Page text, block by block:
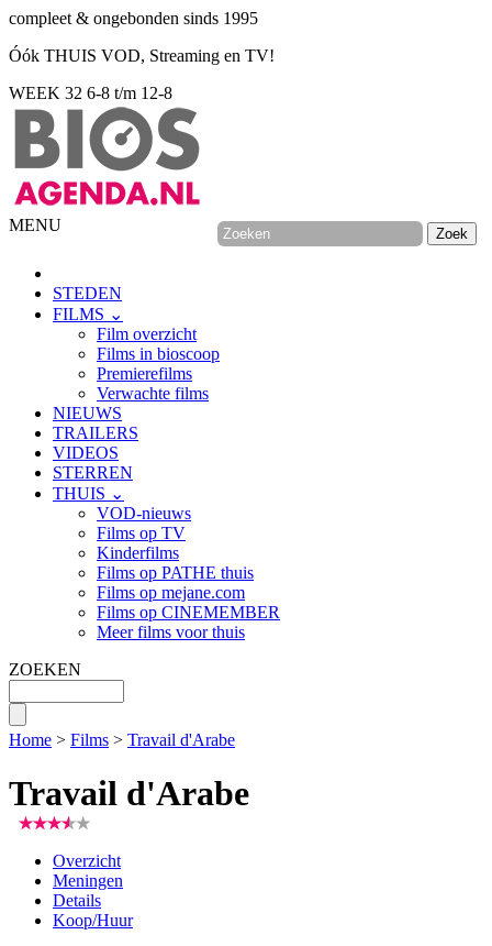
compleet & ongebonden sinds 1995
Óók THUIS VOD, Streaming en TV!
WEEK 32 6-8 t/m 12-8
MENU
STEDEN
FILMS ⌄
Film overzicht
Films in bioscoop
Premierefilms
Verwachte films
NIEUWS
TRAILERS
VIDEOS
STERREN
THUIS ⌄
VOD-nieuws
Films op TV
Kinderfilms
Films op PATHE thuis
Films op mejane.com
Films op CINEMEMBER
Meer films voor thuis
ZOEKEN
Home > Films > Travail d'Arabe
Travail d'Arabe
Overzicht
Meningen
Details
Koop/Huur